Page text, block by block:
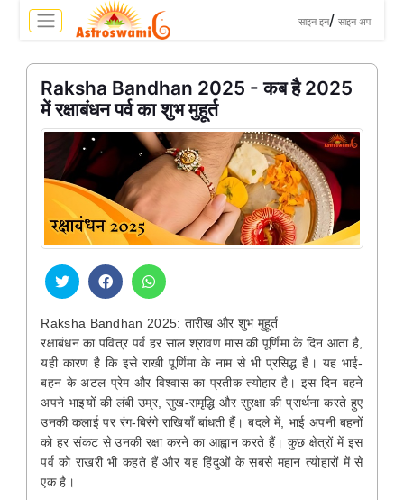
साइन इन/ साइन अप
Raksha Bandhan 2025 - कब है 2025
में रक्षाबंधन पर्व का शुभ मुहूर्त
Raksha Bandhan 2025: तारीख और शुभ मुहूर्त
रक्षाबंधन का पवित्र पर्व हर साल श्रावण मास की पूर्णिमा के दिन आता है,
यही कारण है कि इसे राखी पूर्णिमा के नाम से भी प्रसिद्ध है। यह भाई-
बहन के अटल प्रेम और विश्वास का प्रतीक त्योहार है। इस दिन बहने
अपने भाइयों की लंबी उम्र, सुख-समृद्धि और सुरक्षा की प्रार्थना करते हुए
उनकी कलाई पर रंग-बिरंगे राखियाँ बांधती हैं। बदले में, भाई अपनी बहनों
को हर संकट से उनकी रक्षा करने का आह्वान करते हैं। कुछ क्षेत्रों में इस
पर्व को राखरी भी कहते हैं और यह हिंदुओं के सबसे महान त्योहारों में से
एक है।